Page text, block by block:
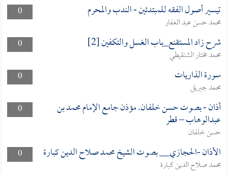
0
تيسير أصول الفقه للمبتدئين - الندب والمحرم
محمد حسن عبد الغفار
0
شرح زاد المستقنع_باب الغسل والتكفين [2]
محمد مختار الشنقيطي
0
سورة الذاريات
محمد جبريل
0
أذان - بصوت حسن خلفان. مؤذن جامع الإمام محمد بن
عبدالوهاب – قطر
حسن خلفان
0
الأذان -الحجازي__ بصوت الشيخ محمد صلاح الدين كبارة
محمد صلاح الدين كبارة